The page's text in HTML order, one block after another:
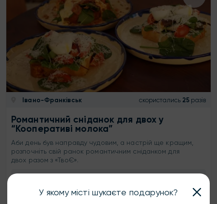
Івано-Франківськ скористались 25 разів
Романтичний сніданок для двох у
“Кооперативі молока”
Аби день був направду чудовим, а настрій ще кращим,
розпочніть свій ранок романтичним сніданком для
двох разом з «ТвоЄ».
У якому місті шукаєте подарунок?